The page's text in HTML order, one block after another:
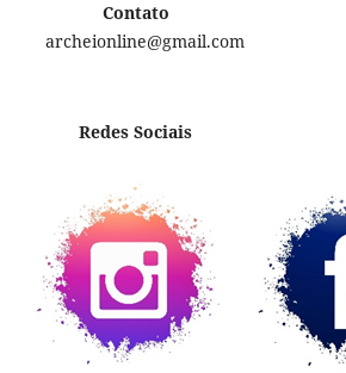
Contato
archeionline@gmail.com
Redes Sociais